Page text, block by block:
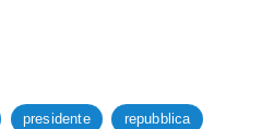
presidente repubblica